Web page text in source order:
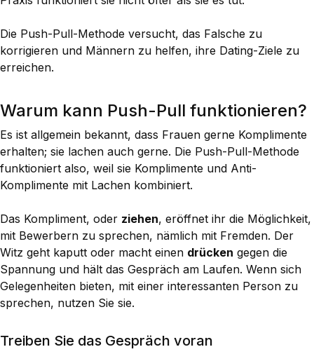
Die Push-Pull-Methode versucht, das Falsche zu
korrigieren und Männern zu helfen, ihre Dating-Ziele zu
erreichen.
Warum kann Push-Pull funktionieren?
Es ist allgemein bekannt, dass Frauen gerne Komplimente
erhalten; sie lachen auch gerne. Die Push-Pull-Methode
funktioniert also, weil sie Komplimente und Anti-
Komplimente mit Lachen kombiniert.
Das Kompliment, oder ziehen, eröffnet ihr die Möglichkeit,
mit Bewerbern zu sprechen, nämlich mit Fremden. Der
Witz geht kaputt oder macht einen drücken gegen die
Spannung und hält das Gespräch am Laufen. Wenn sich
Gelegenheiten bieten, mit einer interessanten Person zu
sprechen, nutzen Sie sie.
Treiben Sie das Gespräch voran